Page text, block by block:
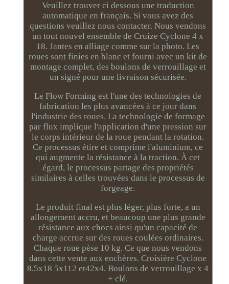
Veuillez trouver ci dessous une traduction
automatique en français. Si vous avez des
questions veuillez nous contacter. Nous vendons
un tout nouvel ensemble de Cruize Cyclone 4 x
18. Jantes en alliage comme sur la photo. Les
roues sont finies en blanc et fourni avec un kit de
montage complet, des boulons de verrouillage et
un signé pour une livraison sécurisée.
Le Flow Forming est l'une des technologies de
fabrication les plus avancées à ce jour dans
l'industrie des roues. La technologie de formage
par flux implique l'application d'une pression sur
le corps intérieur de la roue pendant la rotation.
Ce processus étire et comprime l'aluminium, ce
qui augmente la résistance à la traction. À cet
égard, le processus partage des propriétés
similaires à celles trouvées dans le processus de
forgeage.
Le produit final est plus léger, plus forte, a un
allongement accru, et beaucoup une plus grande
résistance aux chocs ainsi qu'un capacité de
charge accrue sur des roues coulées ordinaires.
Chaque roue pèse 10 kg. Ce que nous vendons
dans cette vente aux enchères. Croisière Cyclone
8.5x18 5x112 et42x4. Boulons de verrouillage x 4
+ clé.